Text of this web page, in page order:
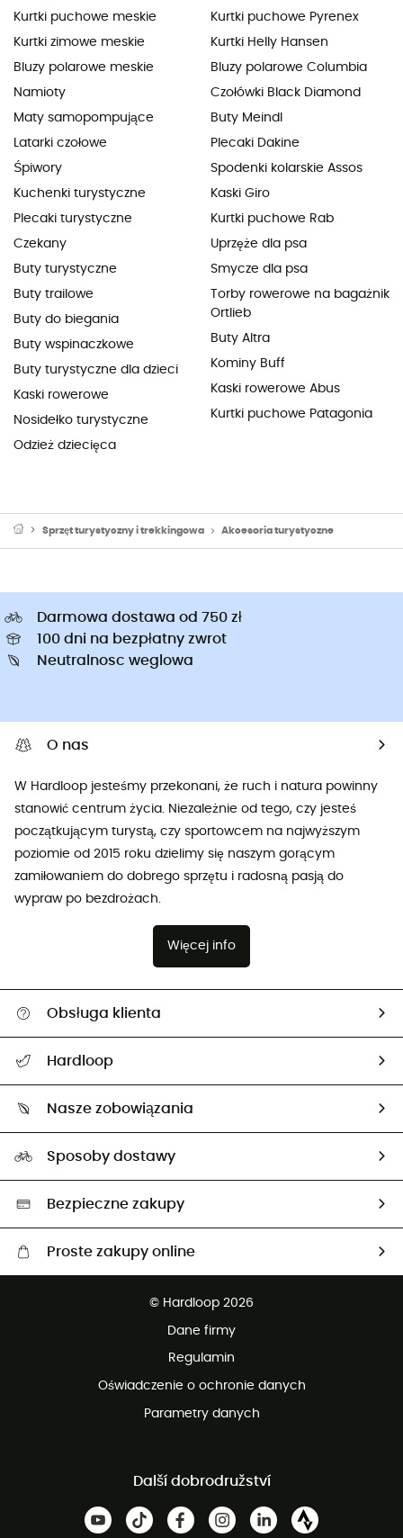
Kurtki puchowe meskie
Kurtki zimowe meskie
Bluzy polarowe meskie
Namioty
Maty samopompujące
Latarki czołowe
Śpiwory
Kuchenki turystyczne
Plecaki turystyczne
Czekany
Buty turystyczne
Buty trailowe
Buty do biegania
Buty wspinaczkowe
Buty turystyczne dla dzieci
Kaski rowerowe
Nosidełko turystyczne
Odzież dziecięca
Kurtki puchowe Pyrenex
Kurtki Helly Hansen
Bluzy polarowe Columbia
Czołówki Black Diamond
Buty Meindl
Plecaki Dakine
Spodenki kolarskie Assos
Kaski Giro
Kurtki puchowe Rab
Uprzęże dla psa
Smycze dla psa
Torby rowerowe na bagażnik
Ortlieb
Buty Altra
Kominy Buff
Kaski rowerowe Abus
Kurtki puchowe Patagonia
Sprzęt turystyczny i trekkingowa Akcesoria turystyczne
Darmowa dostawa od 750 zł
100 dni na bezpłatny zwrot
Neutralnosc weglowa
O nas
W Hardloop jesteśmy przekonani, że ruch i natura powinny
stanowić centrum życia. Niezależnie od tego, czy jesteś
początkującym turystą, czy sportowcem na najwyższym
poziomie od 2015 roku dzielimy się naszym gorącym
zamiłowaniem do dobrego sprzętu i radosną pasją do
wypraw po bezdrożach.
Więcej info
Obsługa klienta
Śledzenie przesyłki
Zwrot artykułów i zwrot środków
Hardloop
Nasze zobowiązania
Neutralność węglowa
Wybrane produkty eko
Sposoby dostawy
Bezpieczne zakupy
Proste zakupy online
© Hardloop 2026
Dane firmy
Regulamin
Oświadczenie o ochronie danych
Parametry danych
Další dobrodružství